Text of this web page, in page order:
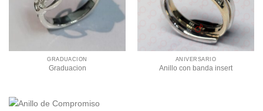
GRADUACIÓN
Graduacion
ANIVERSARIO
Anillo con banda insert